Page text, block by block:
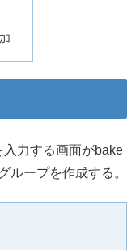
力する画面がbake
ループを作成する。